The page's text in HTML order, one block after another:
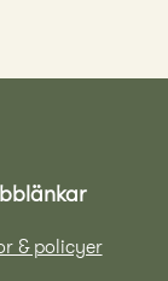
& policyer